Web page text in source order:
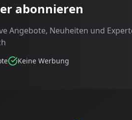
abonnieren
Angebote, Neuheiten und
Keine Werbung